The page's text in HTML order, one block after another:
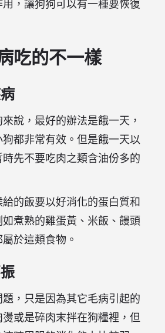
，讓狗狗可以有一種要恢復
吃的不一樣
說，最好的辦法是餓一天，
都非常有效。但是餓一天以
先不要吃肉之類含油份多的
給的飯要以好消化的蛋白質和
煮熟的雞蛋黃、米飯、饅頭
於這類食物。
，只是因為其它毛病引起的
或是碎肉末拌在狗糧裡，但